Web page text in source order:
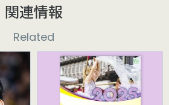
関連情報
Related